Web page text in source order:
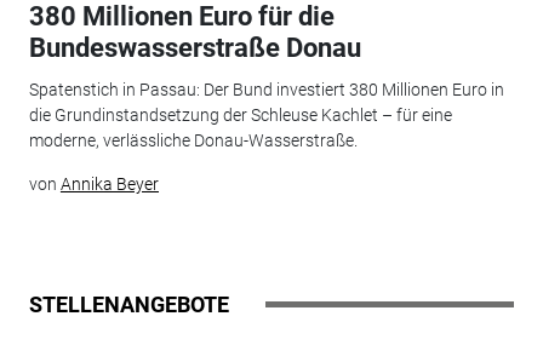
380 Millionen Euro für die
Bundeswasserstraße Donau
Spatenstich in Passau: Der Bund investiert 380 Millionen Euro in
die Grundinstandsetzung der Schleuse Kachlet – für eine
moderne, verlässliche Donau-Wasserstraße.
von Annika Beyer
STELLENANGEBOTE